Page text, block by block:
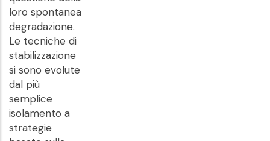
loro spontanea
degradazione.
Le tecniche di
stabilizzazione
si sono evolute
dal più
semplice
isolamento a
strategie